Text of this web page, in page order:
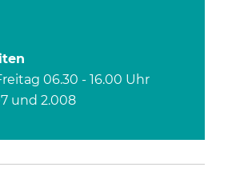
06.30 - 16.00 Uhr
und 2.008